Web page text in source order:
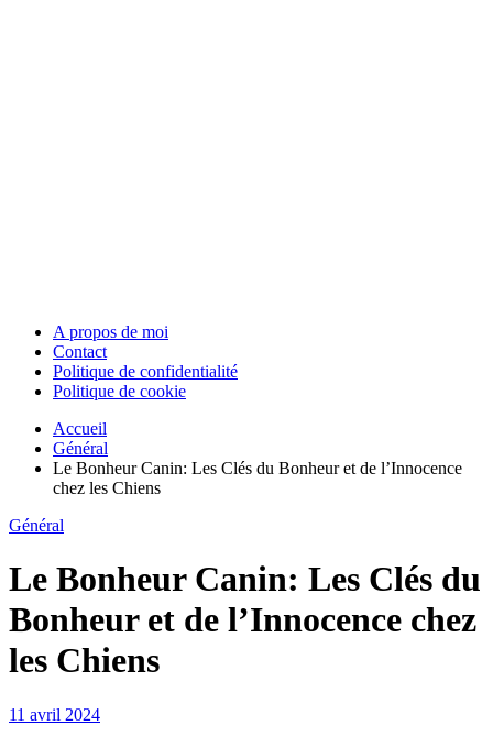
A propos de moi
Contact
Politique de confidentialité
Politique de cookie
Accueil
Général
Le Bonheur Canin: Les Clés du Bonheur et de l’Innocence
chez les Chiens
Général
Le Bonheur Canin: Les Clés du
Bonheur et de l’Innocence chez
les Chiens
11 avril 2024